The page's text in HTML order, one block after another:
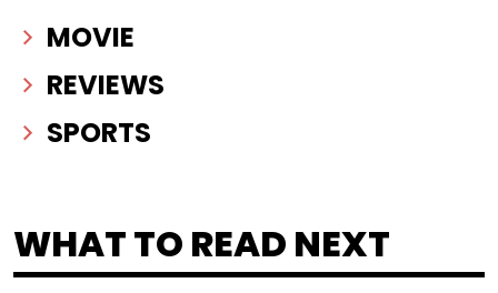
MOVIE
REVIEWS
SPORTS
WHAT TO READ NEXT